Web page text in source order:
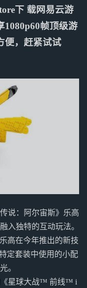
下 载网易云游
1080p60帧顶级游
便，赶紧试试
说：阿尔宙斯》乐高
入独特的互动玩法。
高在今年推出的新技
定套装中使用的小配
。
《星球大战™ 前线™ i